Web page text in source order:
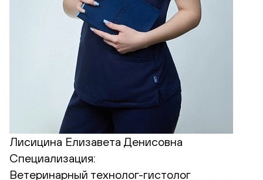
Лисицина Елизавета Денисовна
Специализация:
Ветеринарный технолог-гистолог